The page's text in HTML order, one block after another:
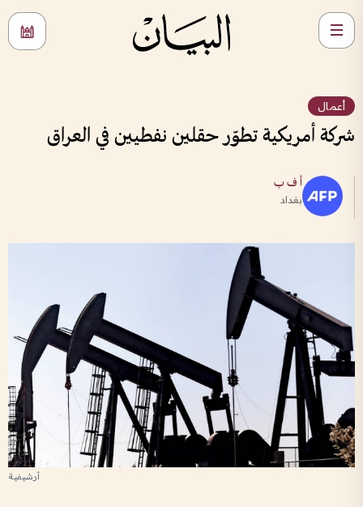
أعمال
شركة أمريكية تطوّر حقلين نفطيين في العراق
أ ف ب
بغداد
أرشيفية